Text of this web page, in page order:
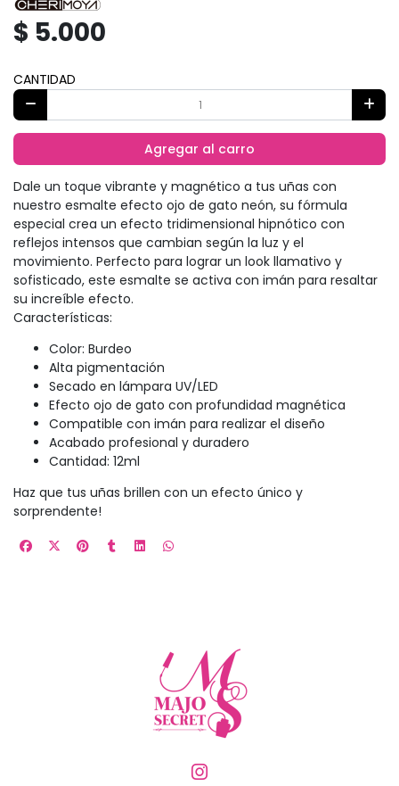
$ 5.000
CANTIDAD
Agregar al carro
Dale un toque vibrante y magnético a tus uñas con
nuestro esmalte efecto ojo de gato neón, su fórmula
especial crea un efecto tridimensional hipnótico con
reflejos intensos que cambian según la luz y el
movimiento. Perfecto para lograr un look llamativo y
sofisticado, este esmalte se activa con imán para resaltar
su increíble efecto.
Características:
Color: Burdeo
Alta pigmentación
Secado en lámpara UV/LED
Efecto ojo de gato con profundidad magnética
Compatible con imán para realizar el diseño
Acabado profesional y duradero
Cantidad: 12ml
Haz que tus uñas brillen con un efecto único y
sorprendente!